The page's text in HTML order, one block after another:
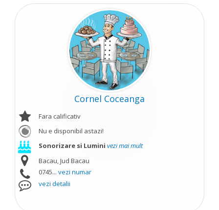
Cornel Coceanga
Fara calificativ
Nu e disponibil astazi!
Sonorizare si Lumini vezi mai mult
Bacau, Jud Bacau
0745... vezi numar
vezi detalii